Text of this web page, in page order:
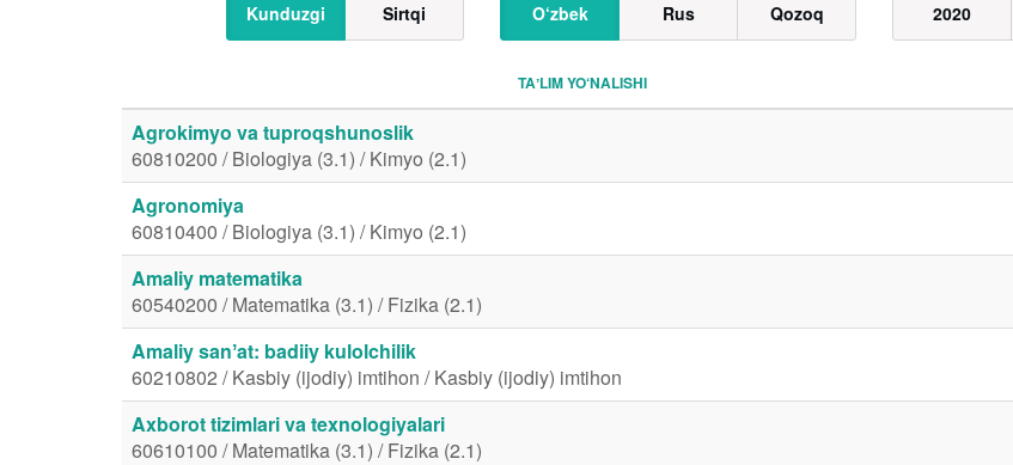
2020
O‘zbek
Rus Qozoq
Kunduzgi
Sirtqi
TAʼLIM YO‘NALISHI
Agrokimyo va tuproqshunoslik
60810200 / Biologiya (3.1) / Kimyo (2.1)
Agronomiya
60810400 / Biologiya (3.1) / Kimyo (2.1)
Amaliy matematika
60540200 / Matematika (3.1) / Fizika (2.1)
Amaliy sanʼat: badiiy kulolchilik
60210802 / Kasbiy (ijodiy) imtihon / Kasbiy (ijodiy) imtihon
Axborot tizimlari va texnologiyalari
60610100 / Matematika (3.1) / Fizika (2.1)